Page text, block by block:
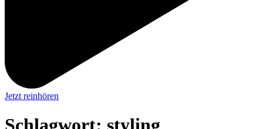
Jetzt reinhören
Schlagwort: styling